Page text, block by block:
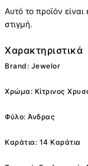
Αυτό το προϊόν
στιγμή.
Χαρακτηριστικά
Brand: Jewelor
Χρώμα: Κίτρινος
Φύλο: Άνδρας
Καράτια: 14 Καράτια